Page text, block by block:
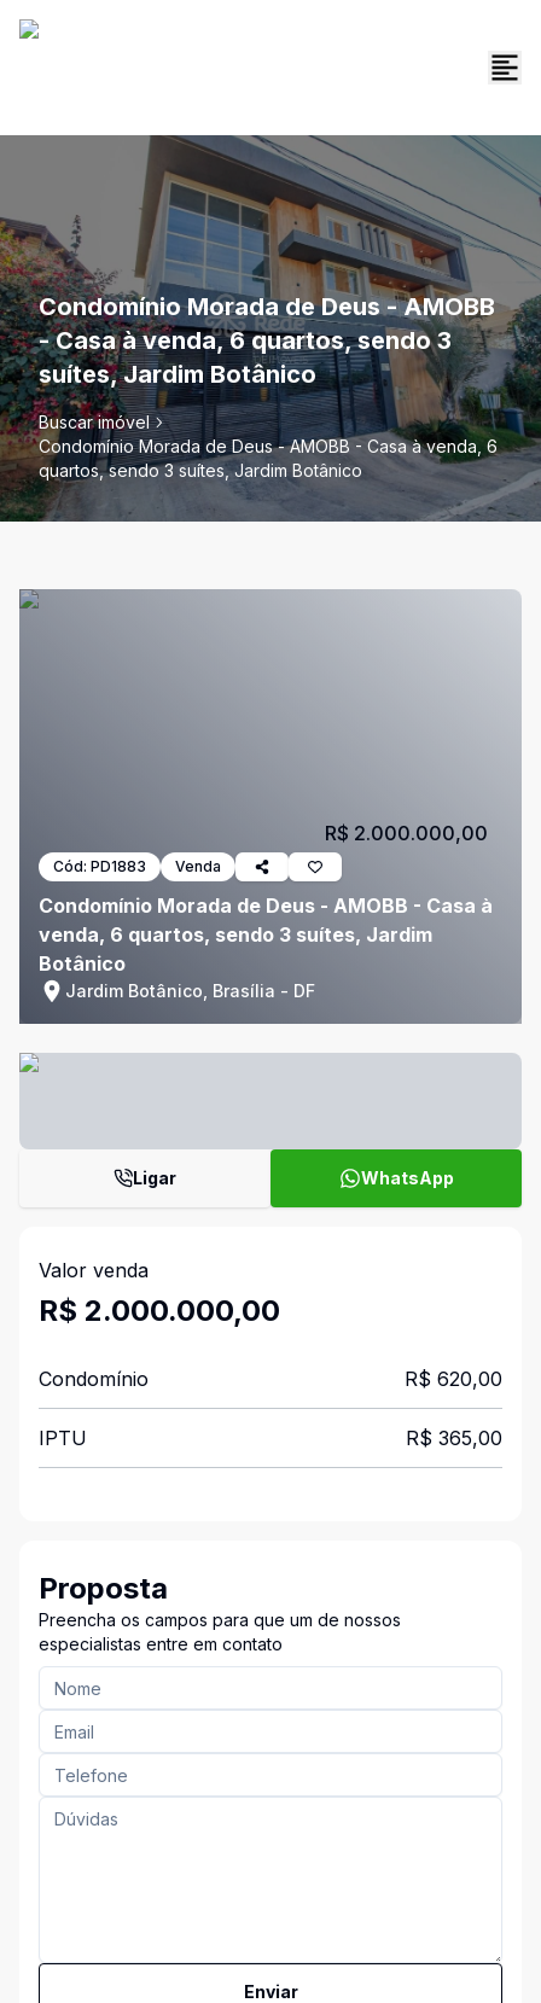
Condomínio Morada de Deus - AMOBB
- Casa à venda, 6 quartos, sendo 3
suítes, Jardim Botânico
Buscar imóvel
Condomínio Morada de Deus - AMOBB - Casa à venda, 6
quartos, sendo 3 suítes, Jardim Botânico
Cód: PD1883 Venda
Condomínio Morada de Deus - AMOBB - Casa à
venda, 6 quartos, sendo 3 suítes, Jardim
Botânico
Jardim Botânico, Brasília - DF
R$ 2.000.000,00
Ligar WhatsApp
Valor venda
R$ 2.000.000,00
Condomínio R$ 620,00
IPTU R$ 365,00
Proposta
Preencha os campos para que um de nossos
especialistas entre em contato
Enviar